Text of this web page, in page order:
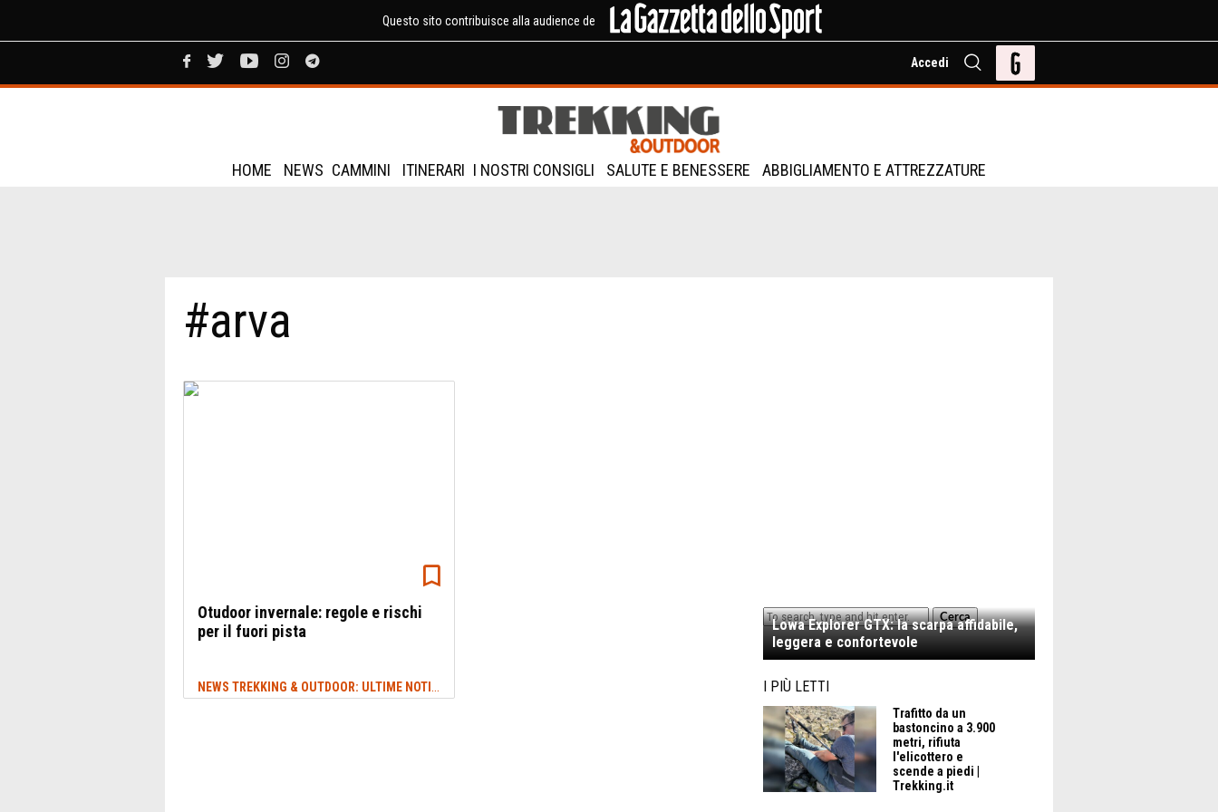
Questo sito contribuisce alla audience de
Accedi
HOME NEWS CAMMINI ITINERARI I NOSTRI CONSIGLI SALUTE E BENESSERE ABBIGLIAMENTO E ATTREZZATURE
#arva
Otudoor invernale: regole e rischi
per il fuori pista
NEWS TREKKING & OUTDOOR: ULTIME NOTIZIE
Cerca
Lowa Explorer GTX: la scarpa affidabile,
leggera e confortevole
I PIÙ LETTI
Trafitto da un
bastoncino a 3.900
metri, rifiuta
l'elicottero e
scende a piedi |
Trekking.it